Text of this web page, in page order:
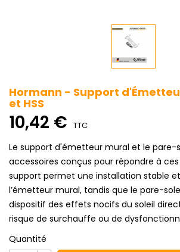
Hormann - Support
et HSS
10,42 € TTC
Le support d'émetteur mural et le pare-
accessoires conçus pour répondre à ces
support permet une installation stable
l’émetteur mural, tandis que le pare-
dispositif des effets nocifs du soleil
risque de surchauffe ou de
Quantité